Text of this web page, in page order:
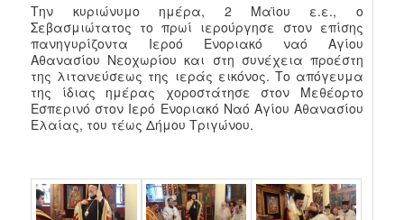
Την κυριώνυμο ημέρα, 2 Μαϊου ε.ε., ο
Σεβασμιώτατος το πρωί ιερούργησε στον επίσης
πανηγυρίζοντα Ιεροό Ενοριακό ναό Αγίου
Αθανασίου Νεοχωρίου και στη συνέχεια προέστη
της λιτανεύσεως της ιεράς εικόνος. Το απόγευμα
της ίδιας ημέρας χοροστάτησε στον Μεθέορτο
Εσπερινό στον Ιερό Ενοριακό Ναό Αγίου Αθανασίου
Ελαίας, του τέως Δήμου Τριγώνου.